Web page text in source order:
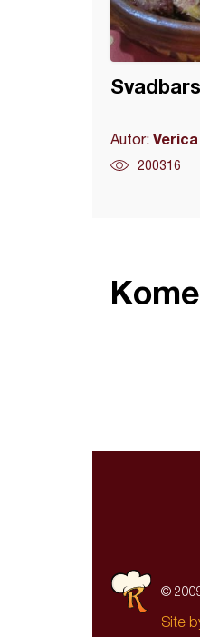
Autor:
200316
©
Site